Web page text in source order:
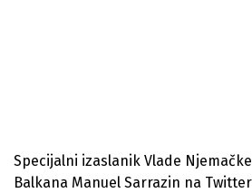
Specijalni izaslanik Vlade
Balkana Manuel Sarrazin na